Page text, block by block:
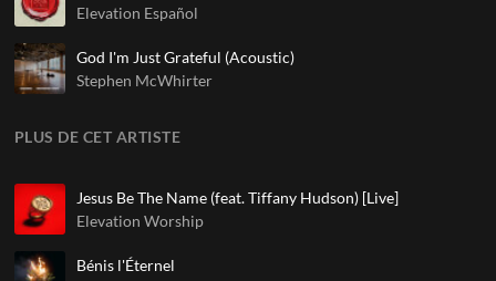
Elevation Español
God I'm Just Grateful (Acoustic)
Stephen McWhirter
PLUS DE CET ARTISTE
Jesus Be The Name (feat. Tiffany Hudson) [Live]
Elevation Worship
Bénis l'Éternel